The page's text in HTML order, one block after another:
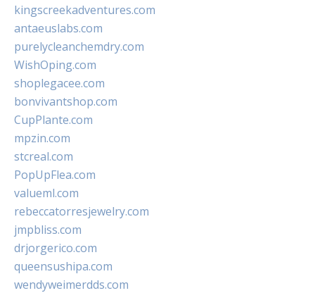
kingscreekadventures.com
antaeuslabs.com
purelycleanchemdry.com
WishOping.com
shoplegacee.com
bonvivantshop.com
CupPlante.com
mpzin.com
stcreal.com
PopUpFlea.com
valueml.com
rebeccatorresjewelry.com
jmpbliss.com
drjorgerico.com
queensushipa.com
wendyweimerdds.com